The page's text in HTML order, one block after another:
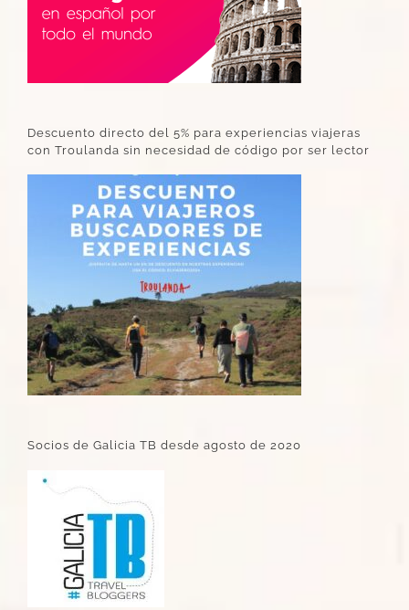
Descuento directo del 5% para experiencias viajeras
con Troulanda sin necesidad de código por ser lector
Socios de Galicia TB desde agosto de 2020